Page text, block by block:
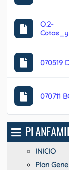
O.2-
070519
070711
INICIO
Plan